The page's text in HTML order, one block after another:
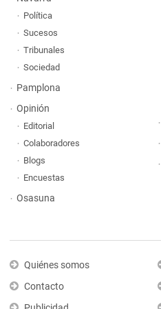
Política
Sucesos
Tribunales
Sociedad
Pamplona
Opinión
Editorial
Colaboradores
Blogs
Encuestas
Osasuna
Quiénes somos
Contacto